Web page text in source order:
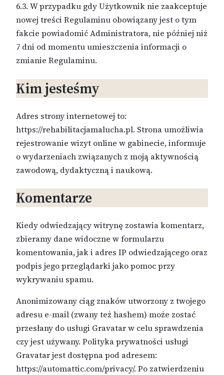
6.3. W przypadku gdy Użytkownik nie zaakceptuje
nowej treści Regulaminu obowiązany jest o tym
fakcie powiadomić Administratora, nie później niż
7 dni od momentu umieszczenia informacji o
zmianie Regulaminu.
Kim jesteśmy
Adres strony internetowej to:
https://rehabilitacjamalucha.pl. Strona umożliwia
rejestrowanie wizyt online w gabinecie, informuje
o wydarzeniach związanych z moją aktywnością
zawodową, dydaktyczną i naukową.
Komentarze
Kiedy odwiedzający witrynę zostawia komentarz,
zbieramy dane widoczne w formularzu
komentowania, jak i adres IP odwiedzającego oraz
podpis jego przeglądarki jako pomoc przy
wykrywaniu spamu.
Anonimizowany ciąg znaków utworzony z twojego
adresu e-mail (zwany też hashem) może zostać
przesłany do usługi Gravatar w celu sprawdzenia
czy jest używany. Polityka prywatności usługi
Gravatar jest dostępna pod adresem:
https://automattic.com/privacy/. Po zatwierdzeniu